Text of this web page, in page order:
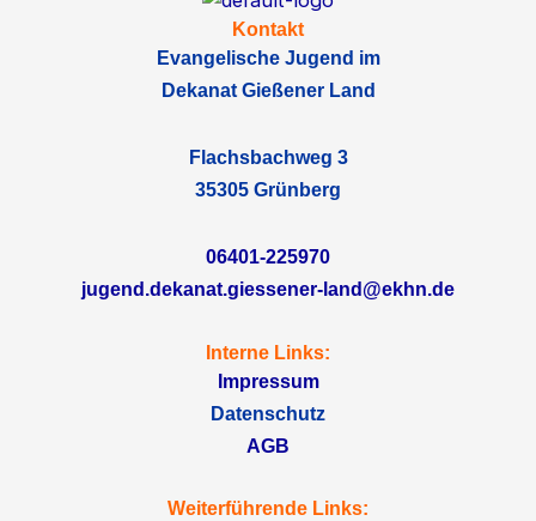
Kontakt
Evangelische Jugend im
Dekanat Gießener Land
Flachsbachweg 3
35305 Grünberg
06401-225970
jugend.dekanat.giessener-land@ekhn.de
Interne Links:
Impressum
Datenschutz
AGB
Weiterführende Links: